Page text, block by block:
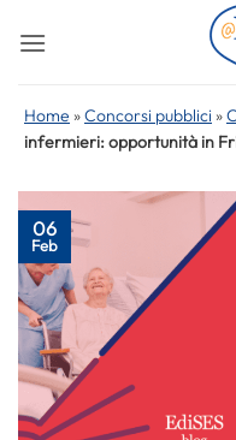
Home »Concorsi pubblici »
infermieri: opportunità in
06
Feb